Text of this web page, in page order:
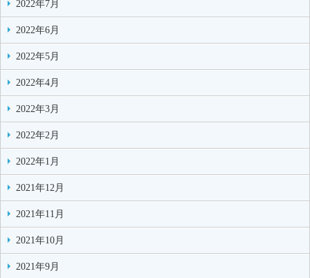
2022年7月
2022年6月
2022年5月
2022年4月
2022年3月
2022年2月
2022年1月
2021年12月
2021年11月
2021年10月
2021年9月